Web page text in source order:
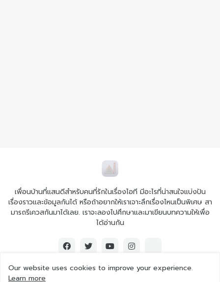
เพื่อนบ้านที่แสนดีสำหรับคนที่รักในเรื่องไอที มีอะไรที่น่าสนใจแบ่งปัน
เรื่องราวและข้อมูลกันได้ หรือถ้าอยากให้เราเจาะลึกเรื่องไหนเป็นพิเศษ สา
มารถรีเควสกันมาได้เลย. เราจะลองไปศึกษาและมาเขียนบทความให้เพื่อ
ได้อ่านกัน
Our website uses cookies to improve your experience.
Learn more